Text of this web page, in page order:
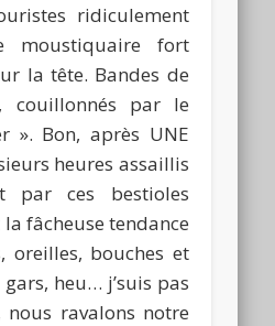
ridiculement
moustiquaire fort
la tête. Bandes de
couillonnés par le
». Bon, après UNE
heures assaillis
par ces bestioles
fâcheuse tendance
oreilles, bouches et
heu… j’suis pas
nous ravalons notre